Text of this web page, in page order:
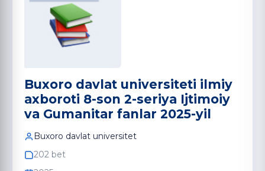
Buxoro davlat universiteti ilmiy
axboroti 8-son 2-seriya Ijtimoiy
va Gumanitar fanlar 2025-yil
Buxoro davlat universitet
202 bet